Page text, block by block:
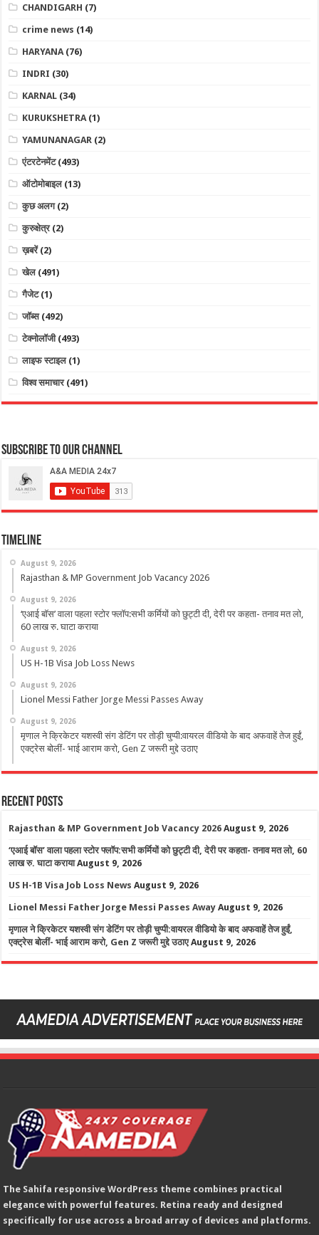
CHANDIGARH (7)
crime news (14)
HARYANA (76)
INDRI (30)
KARNAL (34)
KURUKSHETRA (1)
YAMUNANAGAR (2)
एंटरटेनमेंट(493)
ऑटोमोबाइल(13)
कुछ अलग(2)
कुरुक्षेत्र(2)
ख़बरें(2)
खेल(491)
गैजेट(1)
जॉब्स(492)
टेक्नोलॉजी(493)
लाइफ स्टाइल(1)
विश्व समाचार(491)
Subscribe to our Channel
Timeline
August 9, 2026
Rajasthan & MP Government Job Vacancy 2026
August 9, 2026
‘एआई बॉस’ वाला पहला स्टोर फ्लॉप:सभी कर्मियों को छुट्टी दी, देरी पर कहता- तनाव मत लो,
60 लाख रु. घाटा कराया
August 9, 2026
US H-1B Visa Job Loss News
August 9, 2026
Lionel Messi Father Jorge Messi Passes Away
August 9, 2026
मृणाल ने क्रिकेटर यशस्वी संग डेटिंग पर तोड़ी चुप्पी:वायरल वीडियो के बाद अफवाहें तेज हुईं,
एक्ट्रेस बोलीं- भाई आराम करो, Gen Z जरूरी मुद्दे उठाए
Recent Posts
Rajasthan & MP Government Job Vacancy 2026 August 9, 2026
‘एआई बॉस’ वाला पहला स्टोर फ्लॉप:सभी कर्मियों को छुट्टी दी, देरी पर कहता- तनाव मत लो, 60
लाख रु. घाटा कराया August 9, 2026
US H-1B Visa Job Loss News August 9, 2026
Lionel Messi Father Jorge Messi Passes Away August 9, 2026
मृणाल ने क्रिकेटर यशस्वी संग डेटिंग पर तोड़ी चुप्पी:वायरल वीडियो के बाद अफवाहें तेज हुईं,
एक्ट्रेस बोलीं- भाई आराम करो, Gen Z जरूरी मुद्दे उठाए August 9, 2026
The Sahifa responsive WordPress theme combines practical
elegance with powerful features. Retina ready and designed
specifically for use across a broad array of devices and platforms.